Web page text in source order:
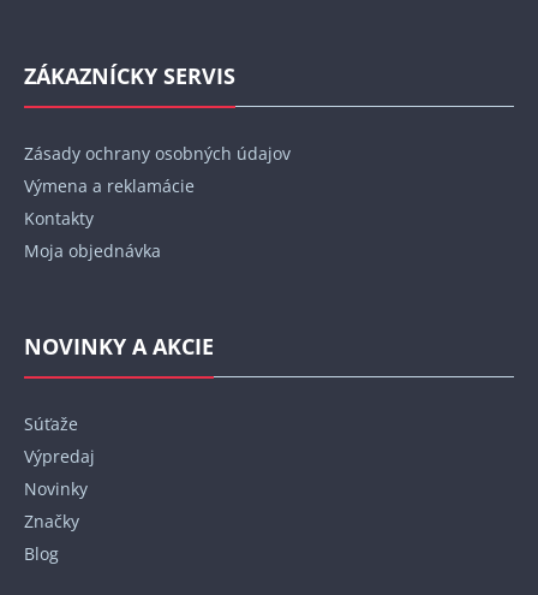
ZÁKAZNÍCKY SERVIS
Zásady ochrany osobných údajov
Výmena a reklamácie
Kontakty
Moja objednávka
NOVINKY A AKCIE
Súťaže
Výpredaj
Novinky
Značky
Blog